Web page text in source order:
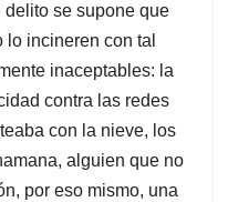
se supone que
incineren con tal
inaceptables: la
contra las redes
con la nieve, los
alguien que no
por eso mismo, una